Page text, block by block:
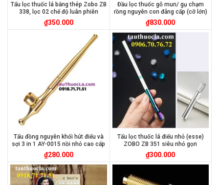
Tẩu lọc thuốc lá bằng thép Zobo ZB
338, lọc 02 chế độ luân phiên
₫350.000
Đầu lọc thuốc gỗ mun/ gụ chạm
rồng nguyên con đẳng cấp (cỡ lớn)
₫830.000
Tẩu đồng nguyên khối hút điếu và
sợi 3 in 1 AY-0015 nồi nhỏ cao cấp
₫280.000
Tẩu lọc thuốc lá điếu nhỏ (esse)
ZOBO ZB 351 siêu nhỏ gọn
₫300.000